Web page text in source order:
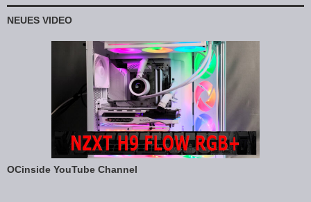
NEUES VIDEO
OCinside YouTube Channel